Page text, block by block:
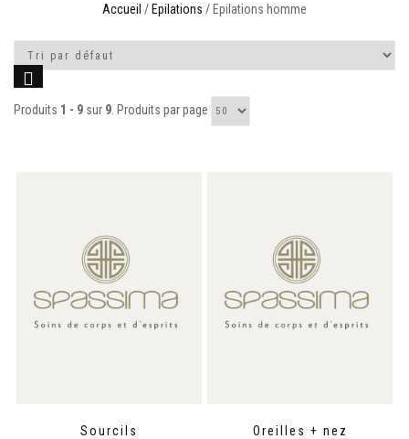
Accueil / Epilations / Epilations homme
Produits 1 - 9 sur 9. Produits par page
Sourcils Oreilles + nez